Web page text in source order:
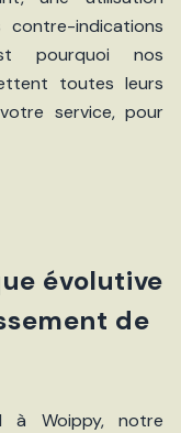
indications
pourquoi nos
toutes leurs
service, pour
évolutive
de
à Woippy, notre